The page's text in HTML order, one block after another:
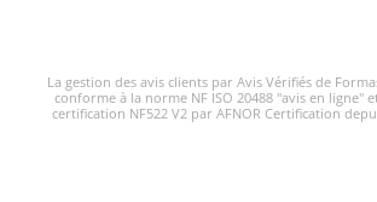
La gestion des avis clients par Avis Vérifiés de
conforme à la norme NF ISO 20488 "avis en ligne"
certification NF522 V2 par AFNOR Certification